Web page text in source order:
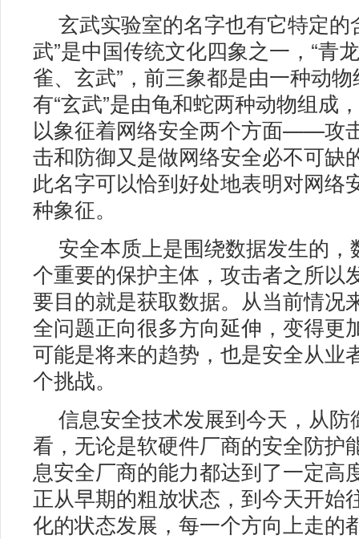
玄武实验室的名字也有它特定的
武”是中国传统文化四象之一，“青
雀、玄武”，前三象都是由一种动
有“玄武”是由龟和蛇两种动物组成
以象征着网络安全两个方面——攻
击和防御又是做网络安全必不可缺
此名字可以恰到好处地表明对网络
种象征。
安全本质上是围绕数据发生的，
个重要的保护主体，攻击者之所以
要目的就是获取数据。从当前情况
全问题正向很多方向延伸，变得更
可能是将来的趋势，也是安全从业
个挑战。
信息安全技术发展到今天，从防
看，无论是软硬件厂商的安全防护
息安全厂商的能力都达到了一定高
正从早期的粗放状态，到今天开始
化的状态发展，每一个方向上走的